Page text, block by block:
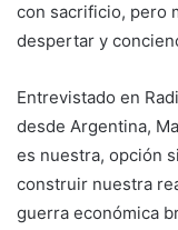
con sacrificio, pero
despertar y
Entrevistado en
desde Argentina,
es nuestra, opción
construir nuestra
guerra económica